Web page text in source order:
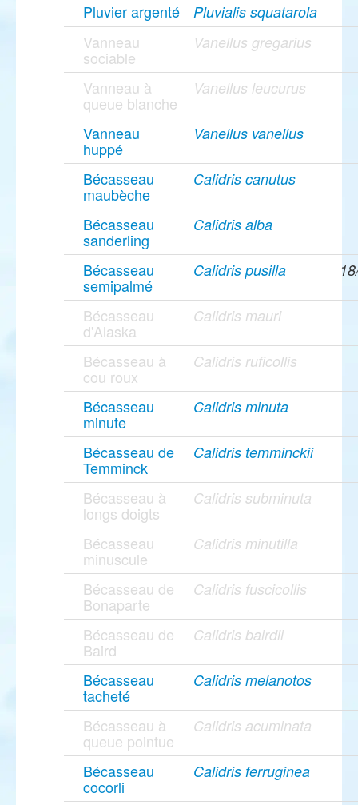
Pluvier argenté Pluvialis squatarola
Vanneau
sociable
Vanellus gregarius
Vanneau à
queue blanche
Vanellus leucurus
Vanneau
huppé
Vanellus vanellus
Bécasseau
maubèche
Calidris canutus
Bécasseau
sanderling
Calidris alba
Bécasseau
semipalmé
Calidris pusilla
Bécasseau
d'Alaska
Calidris mauri
Bécasseau à
cou roux
Calidris ruficollis
Bécasseau
minute
Calidris minuta
Bécasseau de
Temminck
Calidris temminckii
Bécasseau à
longs doigts
Calidris subminuta
Bécasseau
minuscule
Calidris minutilla
Bécasseau de
Bonaparte
Calidris fuscicollis
Bécasseau de
Baird
Calidris bairdii
Bécasseau
tacheté
Calidris melanotos
Bécasseau à
queue pointue
Calidris acuminata
Bécasseau
cocorli
Calidris ferruginea